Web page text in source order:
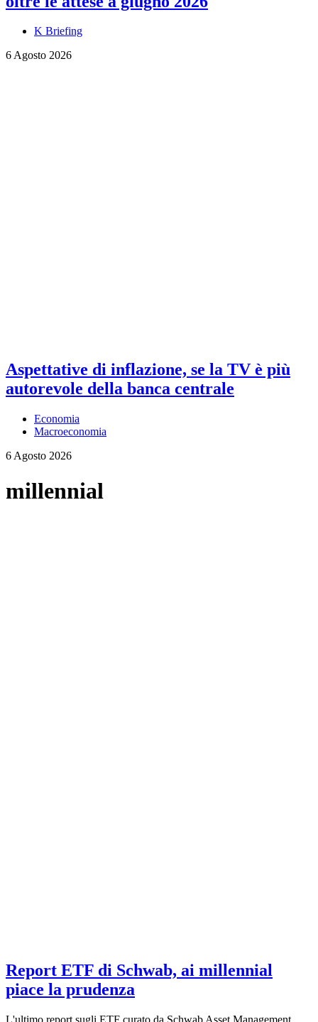
K Briefing
6 Agosto 2026
Aspettative di inflazione, se la TV è più
autorevole della banca centrale
Economia
Macroeconomia
6 Agosto 2026
millennial
Report ETF di Schwab, ai millennial
piace la prudenza
L'ultimo report sugli ETF curato da Schwab Asset Management